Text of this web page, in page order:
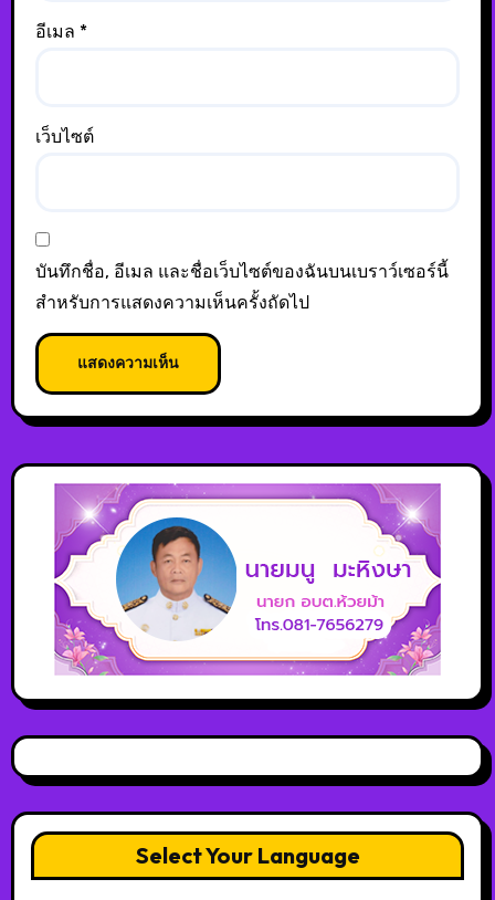
อีเมล *
เว็บไซต์
บันทึกชื่อ, อีเมล และชื่อเว็บไซต์ของฉันบนเบราว์เซอร์นี้
สำหรับการแสดงความเห็นครั้งถัดไป
Select Your Language